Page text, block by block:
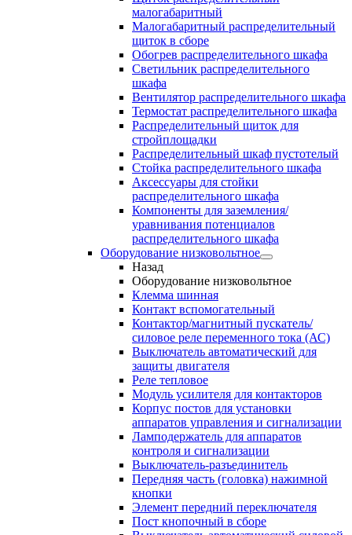
малогабаритный
Малогабаритный распределительный
щиток в сборе
Обогрев распределительного шкафа
Светильник распределительного
шкафа
Вентилятор распределительного шкафа
Термостат распределительного шкафа
Распределительный щиток для
стройплощадки
Распределительный шкаф пустотелый
Стойка распределительного шкафа
Аксессуары для стойки
распределительного шкафа
Компоненты для заземления/
уравнивания потенциалов
распределительного шкафа
Оборудование низковольтное
Назад
Оборудование низковольтное
Клемма шинная
Контакт вспомогательный
Контактор/магнитный пускатель/
силовое реле переменного тока (АС)
Выключатель автоматический для
защиты двигателя
Реле тепловое
Модуль усилителя для контакторов
Корпус постов для установки
аппаратов управления и сигнализации
Ламподержатель для аппаратов
контроля и сигнализации
Выключатель-разъединитель
Передняя часть (головка) нажимной
кнопки
Элемент передний переключателя
Пост кнопочный в сборе